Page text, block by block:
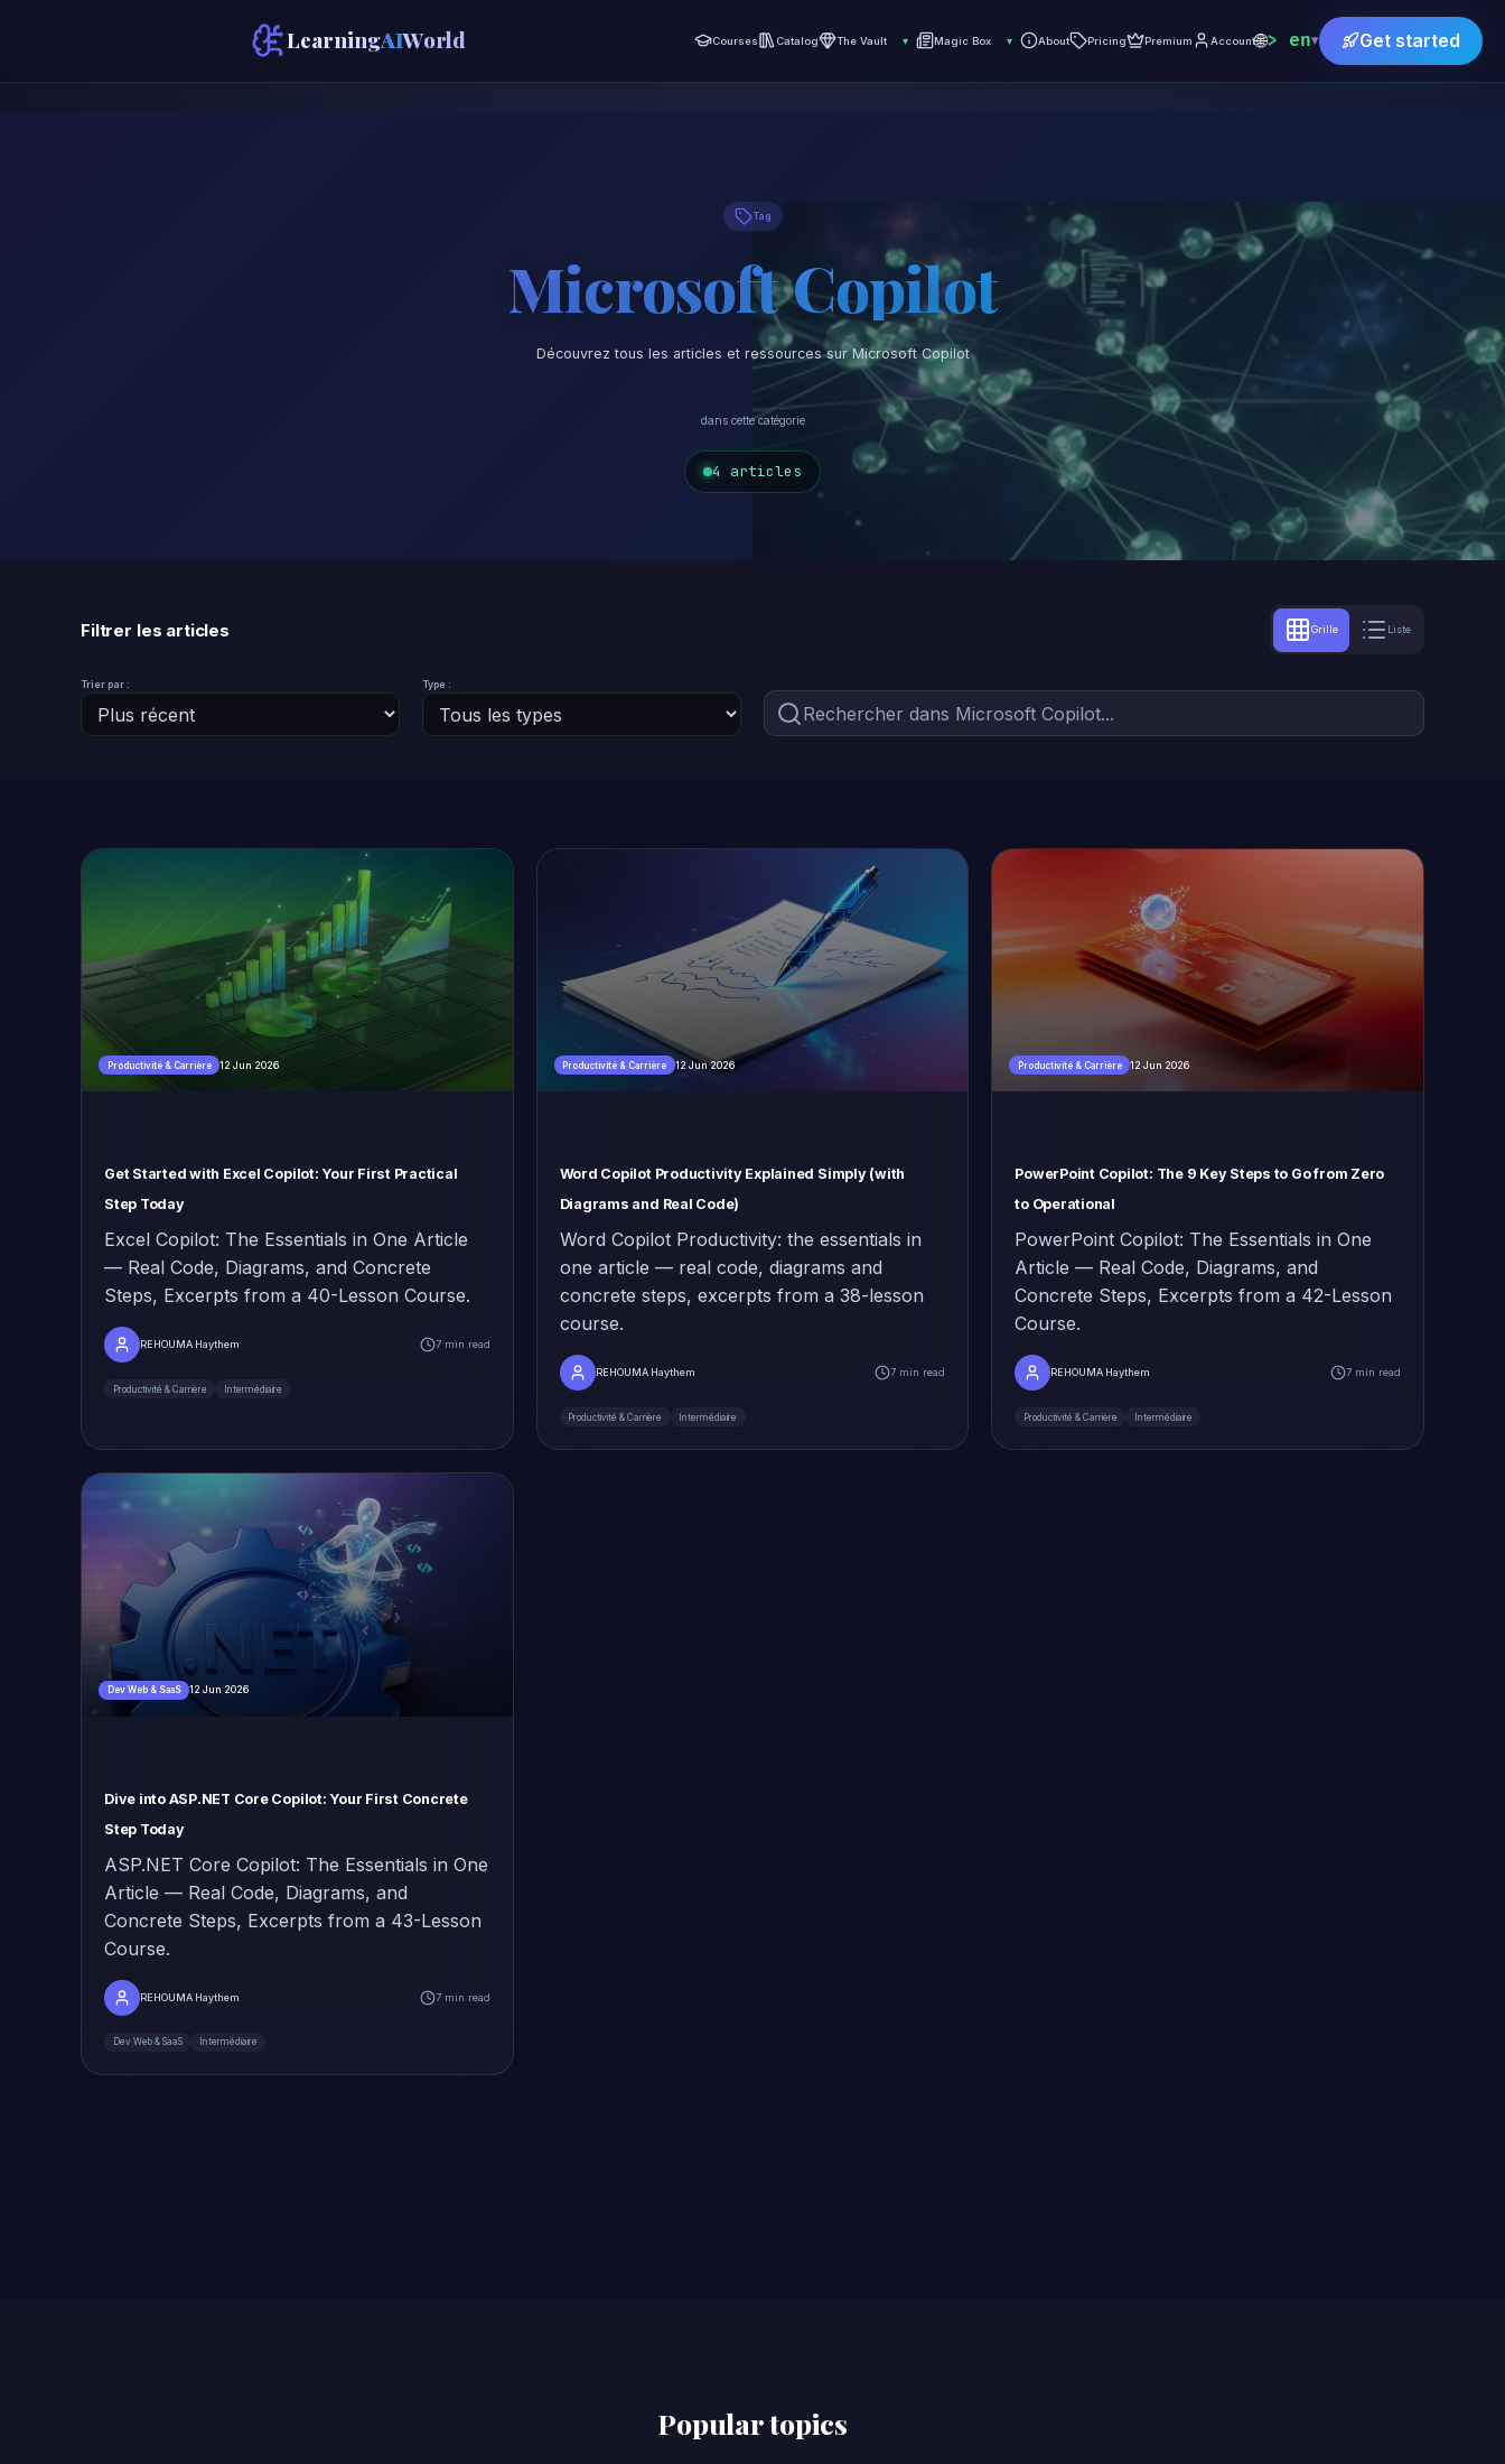
LearningAIWorld Courses Catalog The Vault ▾ Magic Box ▾ About Pricing Premium Account🌐 en▾ Get started
Tag
Microsoft Copilot
Découvrez tous les articles et ressources sur Microsoft Copilot
dans cette catégorie
4 articles
Filtrer les articles Grille Liste
Trier par : Type :
Productivité & Carrière 12 Jun 2026
Get Started with Excel Copilot: Your First Practical
Step Today
Excel Copilot: The Essentials in One Article
— Real Code, Diagrams, and Concrete
Steps, Excerpts from a 40-Lesson Course.
REHOUMA Haythem 7 min read
Productivité & Carrière Intermédiaire
Productivité & Carrière 12 Jun 2026
Word Copilot Productivity Explained Simply (with
Diagrams and Real Code)
Word Copilot Productivity: the essentials in
one article — real code, diagrams and
concrete steps, excerpts from a 38-lesson
course.
REHOUMA Haythem 7 min read
Productivité & Carrière Intermédiaire
Productivité & Carrière 12 Jun 2026
PowerPoint Copilot: The 9 Key Steps to Go from Zero
to Operational
PowerPoint Copilot: The Essentials in One
Article — Real Code, Diagrams, and
Concrete Steps, Excerpts from a 42-Lesson
Course.
REHOUMA Haythem 7 min read
Productivité & Carrière Intermédiaire
Dev Web & SaaS 12 Jun 2026
Dive into ASP.NET Core Copilot: Your First Concrete
Step Today
ASP.NET Core Copilot: The Essentials in One
Article — Real Code, Diagrams, and
Concrete Steps, Excerpts from a 43-Lesson
Course.
REHOUMA Haythem 7 min read
Dev Web & SaaS Intermédiaire
Popular topics